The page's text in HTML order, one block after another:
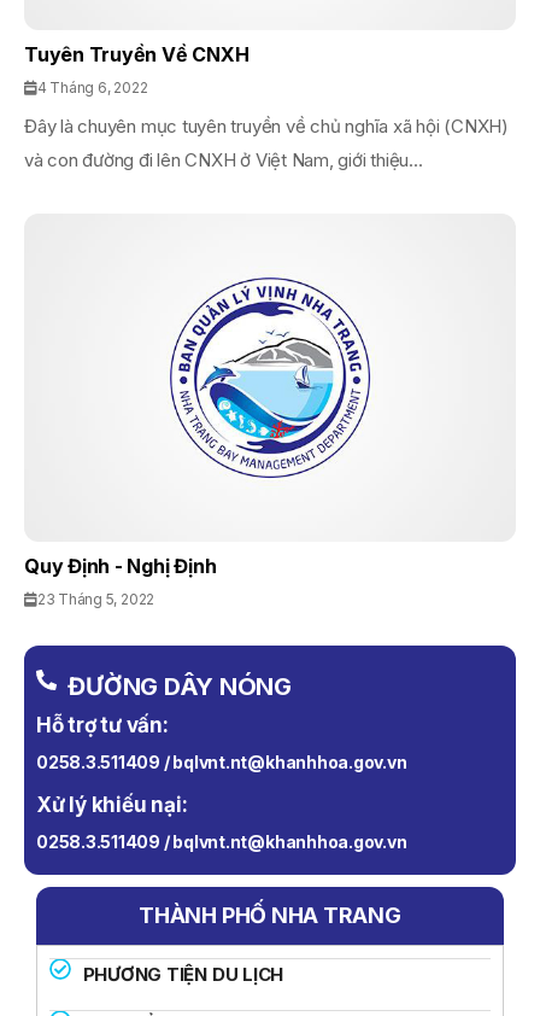
Tuyên Truyền Về CNXH
4 Tháng 6, 2022
Đây là chuyên mục tuyên truyền về chủ nghĩa xã hội (CNXH)
và con đường đi lên CNXH ở Việt Nam, giới thiệu...
Quy Định - Nghị Định
23 Tháng 5, 2022
ĐƯỜNG DÂY NÓNG
Hỗ trợ tư vấn:
0258.3.511409 / bqlvnt.nt@khanhhoa.gov.vn
Xử lý khiếu nại:
0258.3.511409 / bqlvnt.nt@khanhhoa.gov.vn
THÀNH PHỐ NHA TRANG
PHƯƠNG TIỆN DU LỊCH